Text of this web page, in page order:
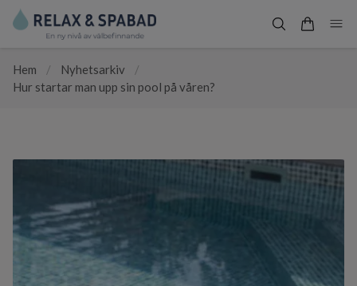
Hem / Nyhetsarkiv
/
Hur startar man upp sin pool på våren?